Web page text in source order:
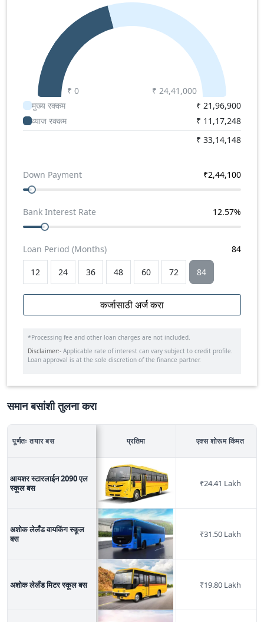
₹ 0 ₹ 24,41,000
मुख्य रक्कम
₹ 21,96,900
व्याज रक्कम
₹ 11,17,248
₹ 33,14,148
Down Payment ₹2,44,100
Bank Interest Rate 12.57%
Loan Period (Months) 84
12 24 36 48 60 72 84
कर्जासाठी अर्ज करा
*Processing fee and other loan charges are not included.
Disclaimer:- Applicable rate of interest can vary subject to credit profile.
Loan approval is at the sole discretion of the finance partner.
समान बसांशी तुलना करा
पूर्णतः तयार बस
आयशर स्टारलाईन 2090 एल
स्कूल बस
अशोक लेलँड वायकिंग स्कूल
बस
अशोक लेलँड मिटर स्कूल बस
प्रतिमा एक्स शोरूम किंमत
₹24.41 Lakh
₹31.50 Lakh
₹19.80 Lakh